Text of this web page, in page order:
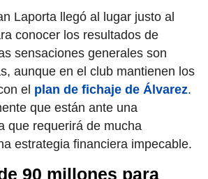
Laporta llegó al lugar justo al
conocer los resultados de
sensaciones generales son
aunque en el club mantienen los
el plan de fichaje de Álvarez.
que están ante una
que requerirá de mucha
estrategia financiera impecable.
90 millones para